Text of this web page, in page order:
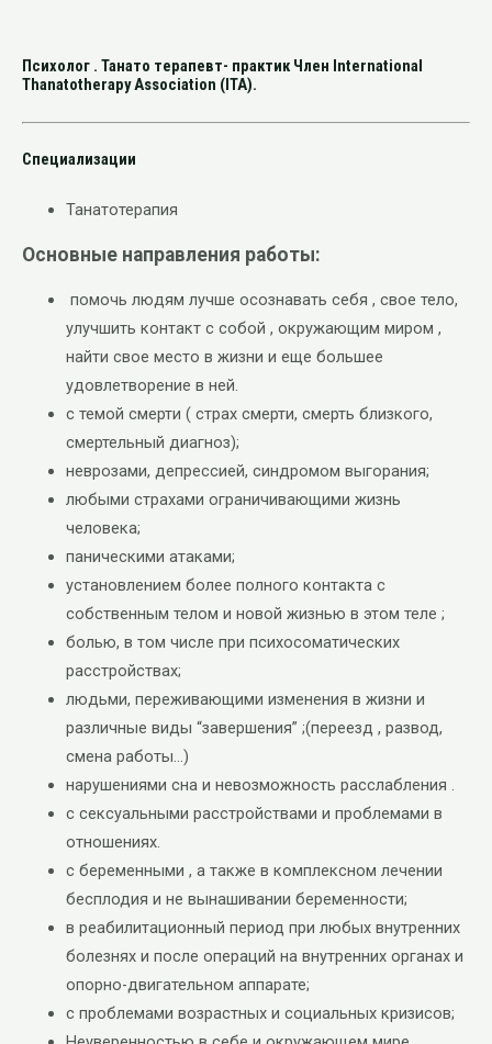
Психолог . Танато терапевт- практик Член International
Thanatotherapy Association (lTA).
Специализации
Танатотерапия
Основные направления работы:
помочь людям лучше осознавать себя , свое тело,
улучшить контакт с собой , окружающим миром ,
найти свое место в жизни и еще большее
удовлетворение в ней.
с темой смерти ( страх смерти, смерть близкого,
смертельный диагноз);
неврозами, депрессией, синдромом выгорания;
любыми страхами ограничивающими жизнь
человека;
паническими атаками;
установлением более полного контакта с
собственным телом и новой жизнью в этом теле ;
болью, в том числе при психосоматических
расстройствах;
людьми, переживающими изменения в жизни и
различные виды “завершения” ;(переезд , развод,
смена работы…)
нарушениями сна и невозможность расслабления .
с сексуальными расстройствами и проблемами в
отношениях.
с беременными , а также в комплексном лечении
бесплодия и не вынашивании беременности;
в реабилитационный период при любых внутренних
болезнях и после операций на внутренних органах и
опорно-двигательном аппарате;
с проблемами возрастных и социальных кризисов;